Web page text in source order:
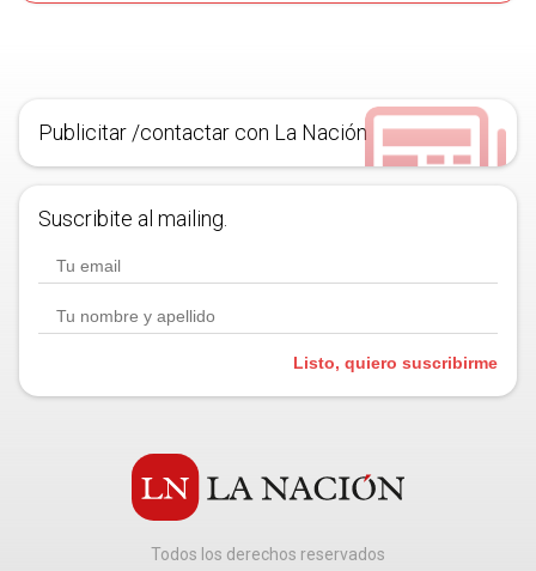
Publicitar /contactar con La Nación
Suscribite al mailing.
Listo, quiero suscribirme
Todos los derechos reservados